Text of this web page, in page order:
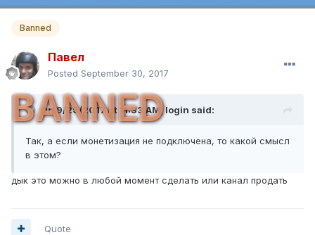
Banned
Павел
Posted September 30, 2017
BANNED
On 9/29/2017 at 11:33 AM, login said:
Так, а если монетизация не подключена, то какой смысл
в этом?
дык это можно в любой момент сделать или канал продать
Quote